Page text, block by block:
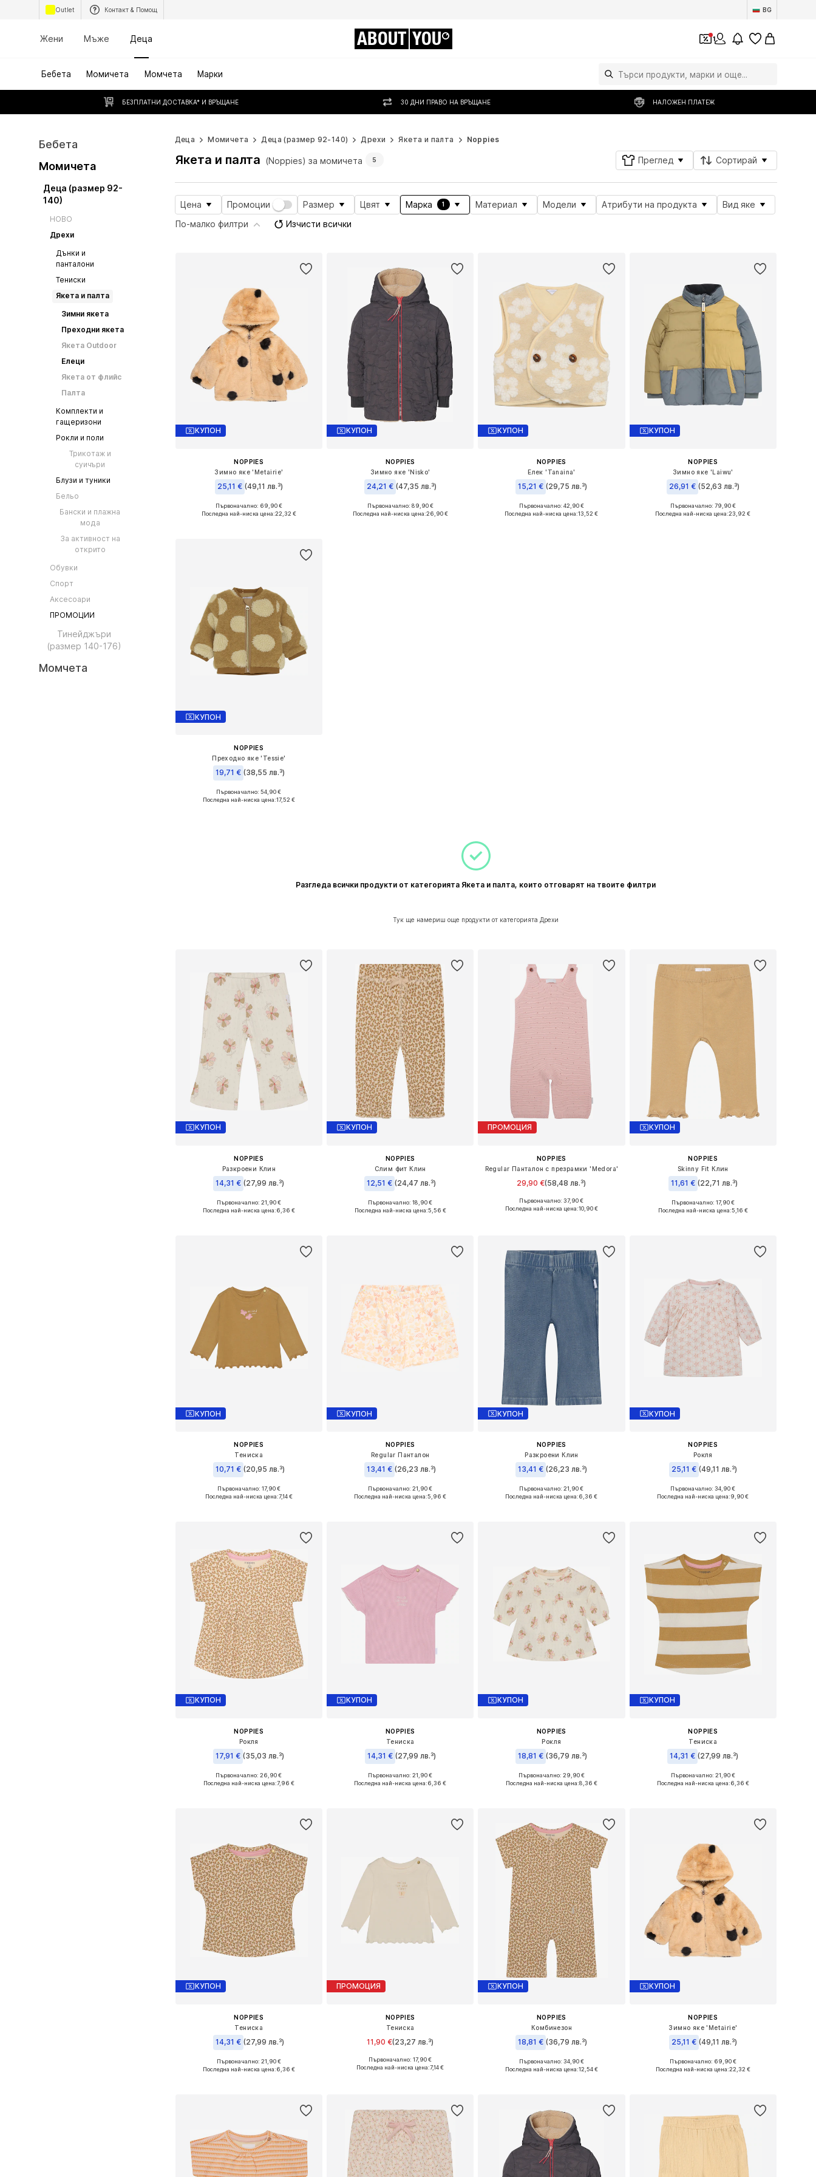
Outlet Контакт & Помощ BG
Жени Мъже Деца ABOUT YOU 1
Бебета Момичета Момчета Марки
БЕЗПЛАТНИ ДОСТАВКА* И ВРЪЩАНЕ 30 ДНИ ПРАВО НА ВРЪЩАНЕ НАЛОЖЕН ПЛАТЕЖ
Бебета
Момичета
Деца (размер 92-
140)
НОВО
Дрехи
Дънки и
панталони
Тениски
Якета и палта
Зимни якета
Преходни якета
Якета Outdoor
Елеци
Якета от флийс
Палта
Комплекти и
гащеризони
Рокли и поли
Трикотаж и
суичъри
Блузи и туники
Бельо
Бански и плажна
мода
За активност на
открито
Обувки
Спорт
Аксесоари
ПРОМОЦИИ
Тинейджъри
(размер 140-176)
Момчета
Деца Момичета Деца (размер 92-140) Дрехи Якета и палта Noppies
Якета и палта (Noppies) за момичета 5 Преглед Сортирай
Цена Промоции Размер Цвят Марка 1 Материал Модели Атрибути на продукта
Вид яке
По-малко филтри
Изчисти всички
КУПОН
NOPPIES
Зимно яке 'Metairie'
25,11 € (49,11 лв.³)
Налични размери: 80, 86, 92
Първоначално: 69,90 €
Последна най-ниска цена:22,32 €
КУПОН
NOPPIES
Зимно яке 'Nisko'
24,21 € (47,35 лв.³)
Налични размери: 92, 104
Първоначално: 89,90 €
Последна най-ниска цена:26,90 €
КУПОН
NOPPIES
Елек 'Tanaina'
15,21 € (29,75 лв.³)
Налични размери: 50
Първоначално: 42,90 €
Последна най-ниска цена:13,52 €
КУПОН
NOPPIES
Зимно яке 'Laiwu'
26,91 € (52,63 лв.³)
Налични размери: 92
Първоначално: 79,90 €
Последна най-ниска цена:23,92 €
КУПОН
NOPPIES
Преходно яке 'Tessie'
19,71 € (38,55 лв.³)
Налични размери: 74, 80, 86
Първоначално: 54,90 €
Последна най-ниска цена:17,52 €
Разгледа всички продукти от категорията Якета и палта, които отговарят на твоите филтри
Тук ще намериш още продукти от категорията Дрехи
КУПОН
NOPPIES
Разкроени Клин
14,31 € (27,99 лв.³)
Предлага се в много размери
Първоначално: 21,90 €
Последна най-ниска цена:6,36 €
КУПОН
NOPPIES
Слим фит Клин
12,51 € (24,47 лв.³)
Предлага се в много размери
Първоначално: 18,90 €
Последна най-ниска цена:5,56 €
ПРОМОЦИЯ
NOPPIES
Regular Панталон с презрамки 'Medora'
29,90 €(58,48 лв.³)
Налични размери: 92
Първоначално: 37,90 €
Последна най-ниска цена:10,90 €
КУПОН
NOPPIES
Skinny Fit Клин
11,61 € (22,71 лв.³)
Предлага се в много размери
Първоначално: 17,90 €
Последна най-ниска цена:5,16 €
КУПОН
NOPPIES
Тениска
10,71 € (20,95 лв.³)
Предлага се в много размери
Първоначално: 17,90 €
Последна най-ниска цена:7,14 €
КУПОН
NOPPIES
Regular Панталон
13,41 € (26,23 лв.³)
Налични размери: 56, 62, 80, 92
Първоначално: 21,90 €
Последна най-ниска цена:5,96 €
КУПОН
NOPPIES
Разкроени Клин
13,41 € (26,23 лв.³)
Налични размери: 50, 56, 74, 92
Първоначално: 21,90 €
Последна най-ниска цена:6,36 €
КУПОН
NOPPIES
Рокля
25,11 € (49,11 лв.³)
Налични размери: 74, 80, 86, 92
Първоначално: 34,90 €
Последна най-ниска цена:9,90 €
КУПОН
NOPPIES
Рокля
17,91 € (35,03 лв.³)
Предлага се в много размери
Първоначално: 26,90 €
Последна най-ниска цена:7,96 €
КУПОН
NOPPIES
Тениска
14,31 € (27,99 лв.³)
Предлага се в много размери
Първоначално: 21,90 €
Последна най-ниска цена:6,36 €
КУПОН
NOPPIES
Рокля
18,81 € (36,79 лв.³)
Предлага се в много размери
Първоначално: 29,90 €
Последна най-ниска цена:8,36 €
КУПОН
NOPPIES
Тениска
14,31 € (27,99 лв.³)
Предлага се в много размери
Първоначално: 21,90 €
Последна най-ниска цена:6,36 €
КУПОН
NOPPIES
Тениска
14,31 € (27,99 лв.³)
Предлага се в много размери
Първоначално: 21,90 €
Последна най-ниска цена:6,36 €
ПРОМОЦИЯ
NOPPIES
Тениска
11,90 €(23,27 лв.³)
Налични размери: 50, 74, 92
Първоначално: 17,90 €
Последна най-ниска цена:7,14 €
КУПОН
NOPPIES
Комбинезон
18,81 € (36,79 лв.³)
Предлага се в много размери
Първоначално: 34,90 €
Последна най-ниска цена:12,54 €
КУПОН
NOPPIES
Зимно яке 'Metairie'
25,11 € (49,11 лв.³)
Налични размери: 80, 86, 92
Първоначално: 69,90 €
Последна най-ниска цена:22,32 €